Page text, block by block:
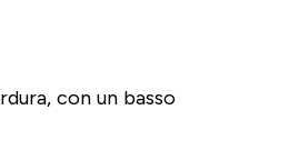
con un basso